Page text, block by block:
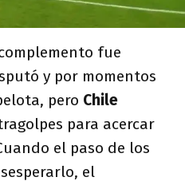
fue
y por momentos
pero Chile
para acercar
el paso de los
el